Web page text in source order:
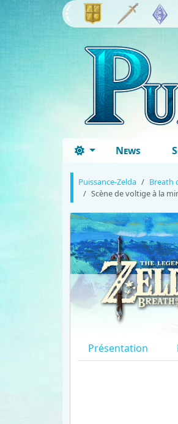
News
Puissance-Zelda Breath
Scène de voltige à la
Présentation